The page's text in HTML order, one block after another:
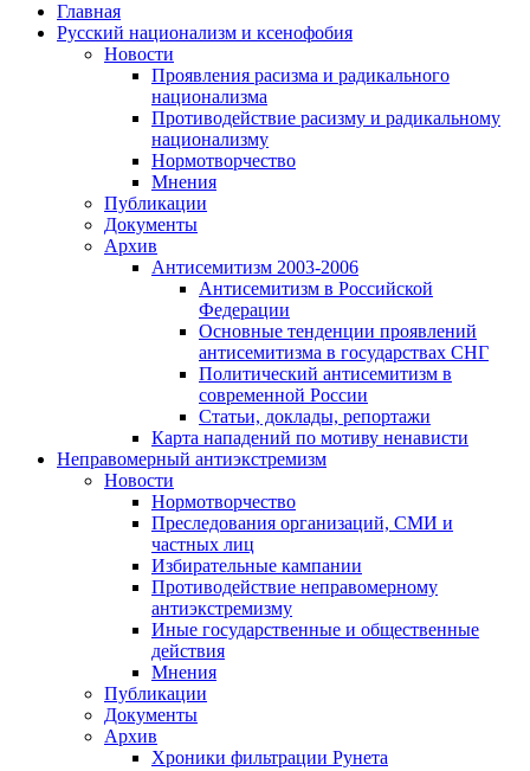
Главная
Русский национализм и ксенофобия
Новости
Проявления расизма и радикального
национализма
Противодействие расизму и радикальному
национализму
Нормотворчество
Мнения
Публикации
Документы
Архив
Антисемитизм 2003-2006
Антисемитизм в Российской
Федерации
Основные тенденции проявлений
антисемитизма в государствах СНГ
Политический антисемитизм в
современной России
Статьи, доклады, репортажи
Карта нападений по мотиву ненависти
Неправомерный антиэкстремизм
Новости
Нормотворчество
Преследования организаций, СМИ и
частных лиц
Избирательные кампании
Противодействие неправомерному
антиэкстремизму
Иные государственные и общественные
действия
Мнения
Публикации
Документы
Архив
Хроники фильтрации Рунета